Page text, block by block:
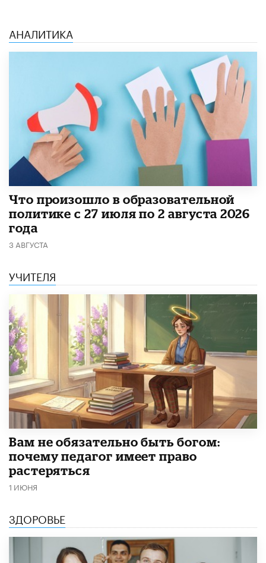
АНАЛИТИКА
​Что произошло в образовательной
политике с 27 июля по 2 августа 2026
года
3 АВГУСТА
УЧИТЕЛЯ
​Вам не обязательно быть богом:
почему педагог имеет право
растеряться
1 ИЮНЯ
ЗДОРОВЬЕ